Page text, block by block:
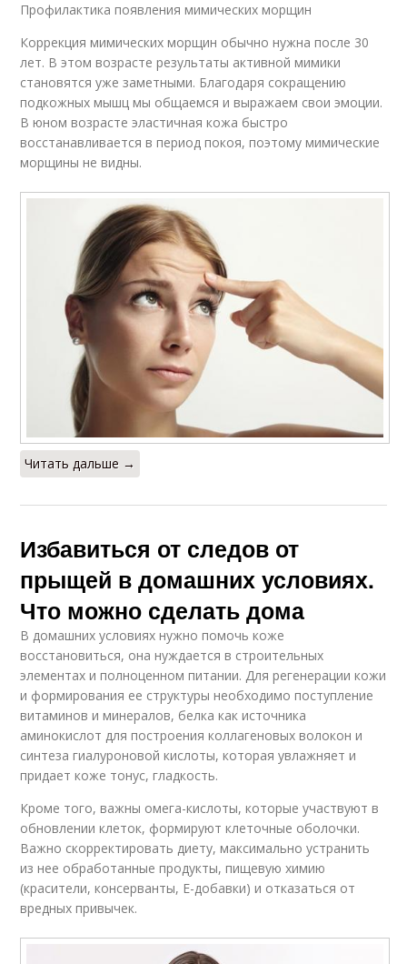
Профилактика появления мимических морщин
Коррекция мимических морщин обычно нужна после 30
лет. В этом возрасте результаты активной мимики
становятся уже заметными. Благодаря сокращению
подкожных мышц мы общаемся и выражаем свои эмоции.
В юном возрасте эластичная кожа быстро
восстанавливается в период покоя, поэтому мимические
морщины не видны.
Читать дальше →
Избавиться от следов от
прыщей в домашних условиях.
Что можно сделать дома
В домашних условиях нужно помочь коже
восстановиться, она нуждается в строительных
элементах и полноценном питании. Для регенерации кожи
и формирования ее структуры необходимо поступление
витаминов и минералов, белка как источника
аминокислот для построения коллагеновых волокон и
синтеза гиалуроновой кислоты, которая увлажняет и
придает коже тонус, гладкость.
Кроме того, важны омега-кислоты, которые участвуют в
обновлении клеток, формируют клеточные оболочки.
Важно скорректировать диету, максимально устранить
из нее обработанные продукты, пищевую химию
(красители, консерванты, Е-добавки) и отказаться от
вредных привычек.